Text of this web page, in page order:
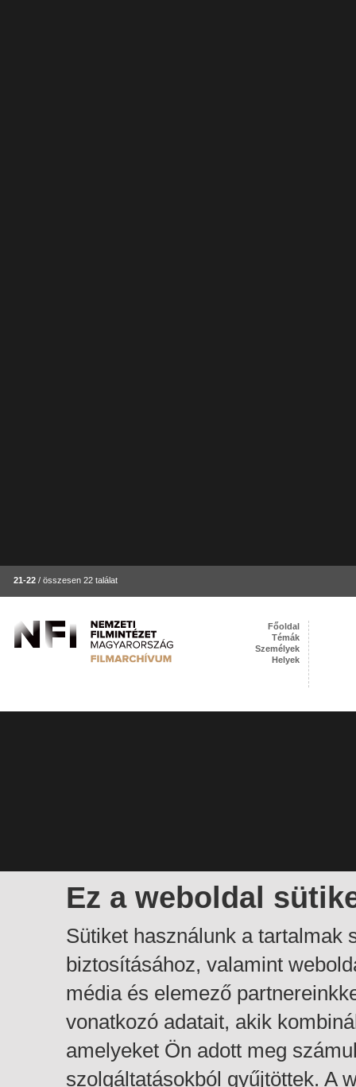
21-22 / összesen 22 találat
Ez a weboldal
Sütiket használunk a tartalmak
biztosításához, valamint
média és elemező
vonatkozó adatait, akik
amelyeket Ön adott meg
szolgáltatásokból gyűjtöttek. A
Főoldal
Témák
Személyek
Helyek